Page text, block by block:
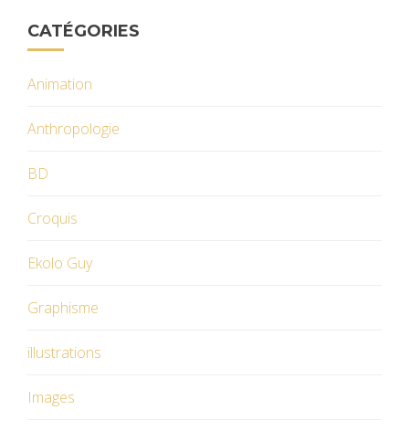
CATÉGORIES
Animation
Anthropologie
BD
Croquis
Ekolo Guy
Graphisme
illustrations
Images